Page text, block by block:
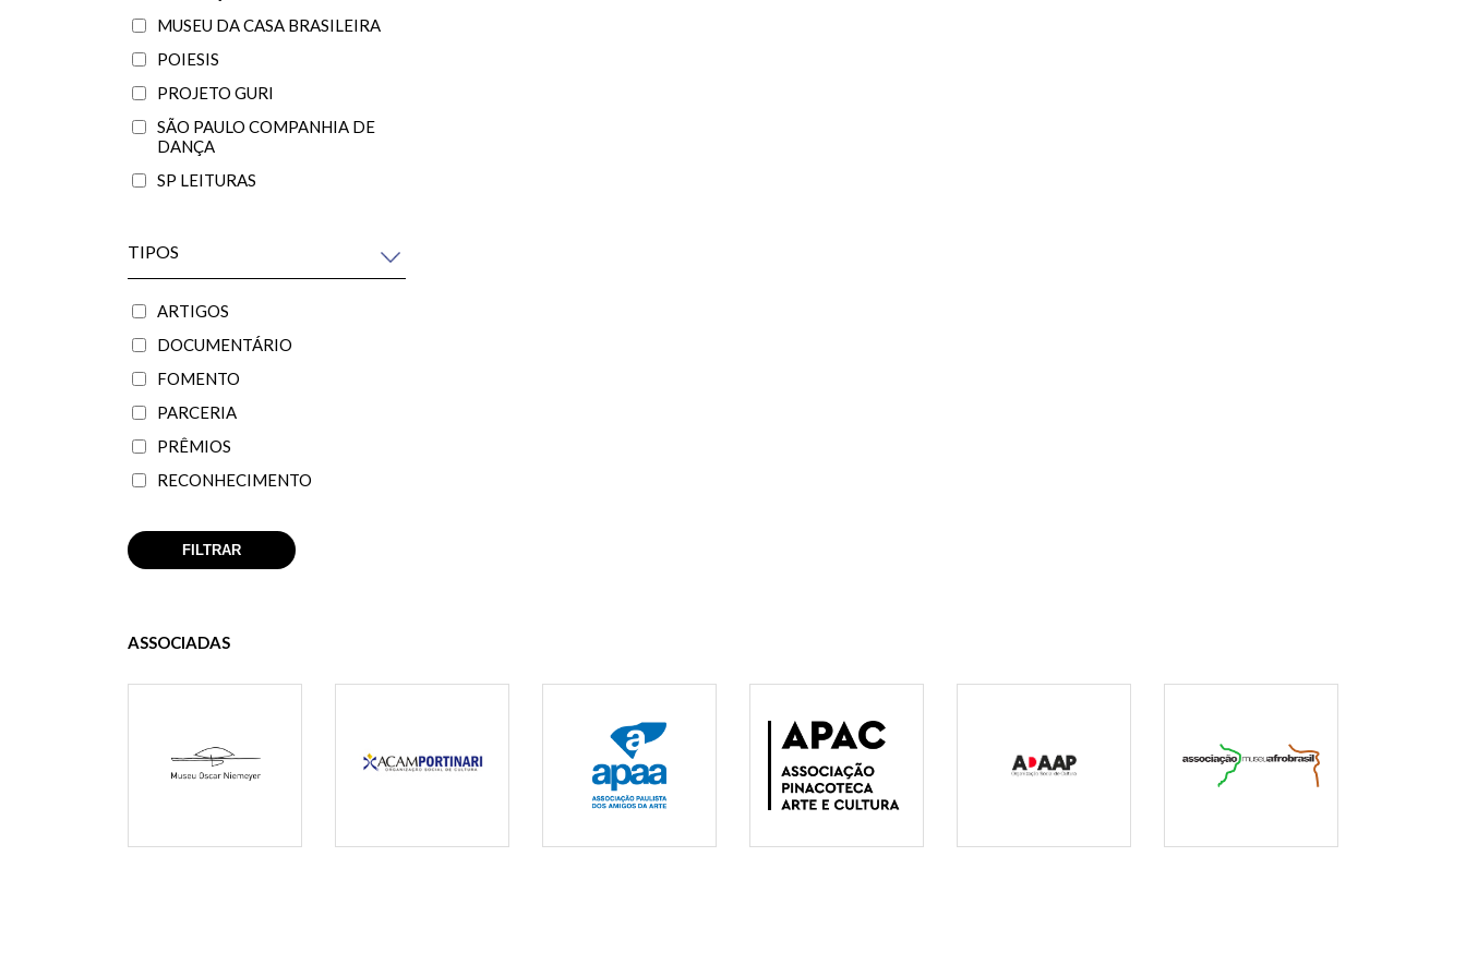
MUSEU DA CASA BRASILEIRA
POIESIS
PROJETO GURI
SÃO PAULO COMPANHIA DE
DANÇA
SP LEITURAS
TIPOS
ARTIGOS
DOCUMENTÁRIO
FOMENTO
PARCERIA
PRÊMIOS
RECONHECIMENTO
ASSOCIADAS